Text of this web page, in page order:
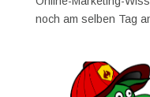
noch am selben Tag